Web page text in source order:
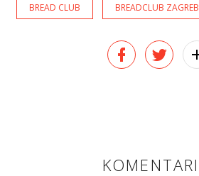
BREAD CLUB BREADCLUB ZAGREB
KOMENTARI